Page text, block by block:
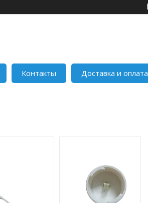
Контакты Доставка и оплата